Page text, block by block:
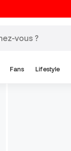
Fans Lifestyle